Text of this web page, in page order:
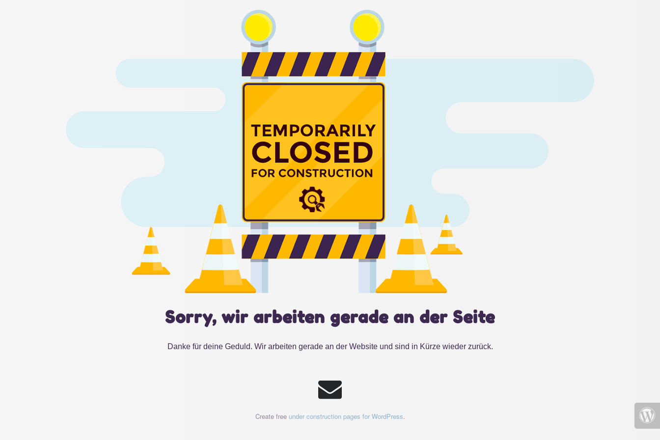
Sorry, wir arbeiten gerade an der Seite
Danke für deine Geduld. Wir arbeiten gerade an der Website und sind in Kürze wieder zurück.
Create free under construction pages for WordPress.